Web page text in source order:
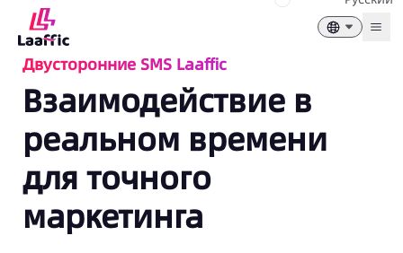
Двусторонние SMS Laaffic
Взаимодействие в
реальном времени
для точного
маркетинга